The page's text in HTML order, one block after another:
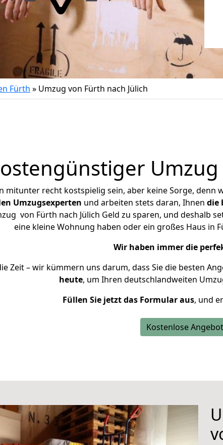
Fürth » Umzug von Fürth nach Jülich
mitunter recht kostspielig sein, aber keine Sorge, denn
Umzugsexperten und arbeiten stets daran, Ihnen die
von Fürth nach Jülich Geld zu sparen, und deshalb
eine kleine Wohnung haben oder ein großes Haus in
Wir haben immer die
Zeit – wir kümmern uns darum, dass Sie die besten
heute, um Ihren deutschlandweiten
Füllen Sie jetzt das Formular aus, und
Kostenlose